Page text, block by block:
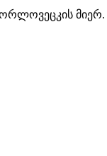
მიერ.